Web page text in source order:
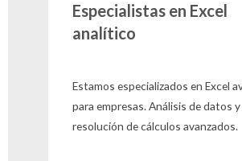
Especialistas en Excel
analítico
Estamos especializados en Excel
para empresas. Análisis de datos y
resolución de cálculos avanzados.